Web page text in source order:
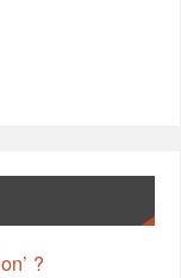
?